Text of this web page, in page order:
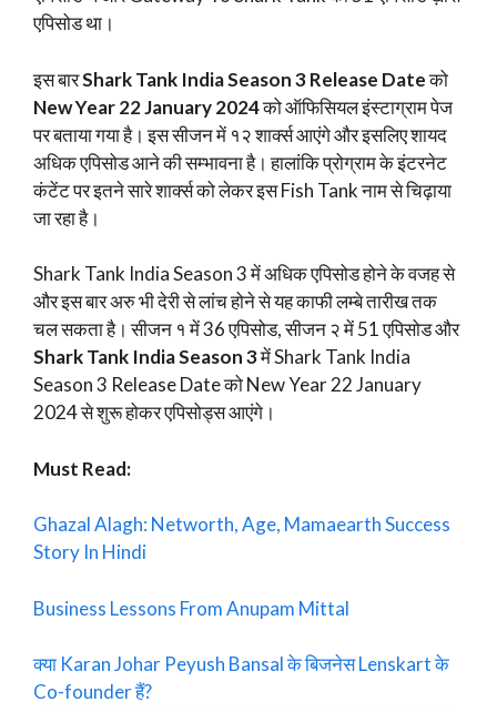
एपिसोड था।
इस बारShark Tank India Season 3 Release Dateको
New Year 22 January 2024को ऑफिसियल इंस्टाग्राम पेज
पर बताया गया है। इस सीजन में १२ शार्क्स आएंगे और इसलिए शायद
अधिक एपिसोड आने की सम्भावना है। हालांकि प्रोग्राम के इंटरनेट
कंटेंट पर इतने सारे शार्क्स को लेकर इस Fish Tank नाम से चिढ़ाया
जा रहा है।
Shark Tank India Season 3 में अधिक एपिसोड होने के वजह से
और इस बार अरु भी देरी से लांच होने से यह काफी लम्बे तारीख तक
चल सकता है। सीजन १ में 36 एपिसोड, सीजन २ में 51 एपिसोड और
Shark Tank India Season 3में Shark Tank India
Season 3 Release Date को New Year 22 January
2024 से शुरू होकर एपिसोड्स आएंगे।
Must Read:
Ghazal Alagh: Networth, Age, Mamaearth Success
Story In Hindi
Business Lessons From Anupam Mittal
क्या Karan Johar Peyush Bansal के बिजनेस Lenskart के
Co-founder हैं?